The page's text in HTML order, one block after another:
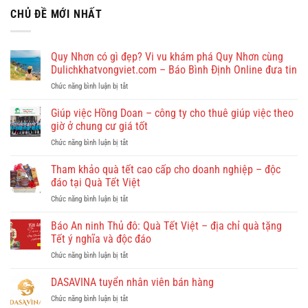
CHỦ ĐỀ MỚI NHẤT
Quy Nhơn có gì đẹp? Vi vu khám phá Quy Nhơn cùng
Dulichkhatvongviet.com – Báo Bình Định Online đưa tin
Chức năng bình luận bị tắtở
Nhơn
có
gì
đẹp?
vu
khám
phá
Quy
cùng
Dulichkhatvongviet.com
Báo
Định
Online
Giúp việc Hồng Doan – công ty cho thuê giúp việc theo
giờ ở chung cư giá tốt
Chức năng bình luận bị tắtở
việc
Hồng
Doan
–
ty
cho
giúp
theo
Tham khảo quà tết cao cấp cho doanh nghiệp – độc
đáo tại Quà Tết Việt
Chức năng bình luận bị tắtở
khảo
quà
tết
cao
cho
nghiệp
Báo An ninh Thủ đô: Quà Tết Việt – địa chỉ quà tặng
Tết ý nghĩa và độc đáo
Chức năng bình luận bị tắtở
An
Thủ
DASAVINA tuyển nhân viên bán hàng
Chức năng bình luận bị tắtở